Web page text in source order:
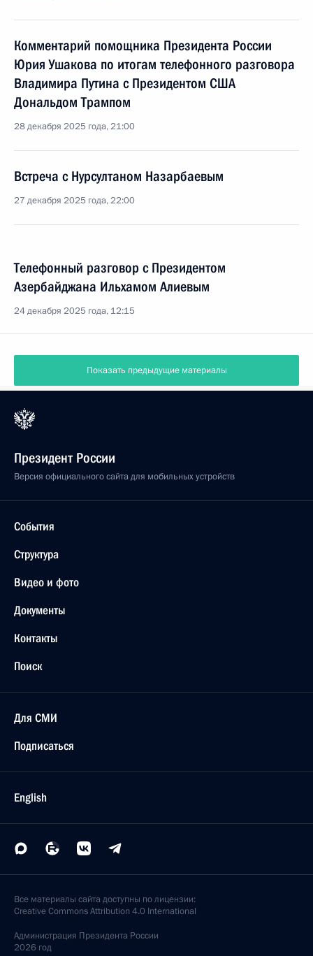
Комментарий помощника Президента России
Юрия Ушакова по итогам телефонного разговора
Владимира Путина с Президентом США
Дональдом Трампом
28 декабря 2025 года, 21:00
Встреча с Нурсултаном Назарбаевым
27 декабря 2025 года, 22:00
Телефонный разговор с Президентом
Азербайджана Ильхамом Алиевым
24 декабря 2025 года, 12:15
Показать предыдущие материалы
Президент России
Версия официального сайта для мобильных устройств
События
Структура
Видео и фото
Документы
Контакты
Поиск
Для СМИ
Подписаться
English
Все материалы сайта доступны по лицензии:
Creative Commons Attribution 4.0 International
Администрация Президента России
2026 год